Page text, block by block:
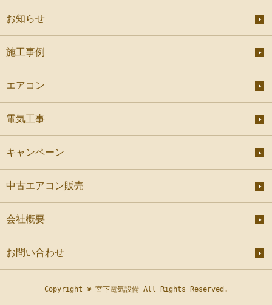
お知らせ
施工事例
エアコン
電気工事
キャンペーン
中古エアコン販売
会社概要
お問い合わせ
Copyright © 宮下電気設備 All Rights Reserved.